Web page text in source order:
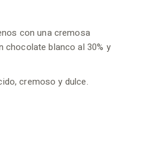
con una cremosa
chocolate blanco al 30% y
cremoso y dulce.